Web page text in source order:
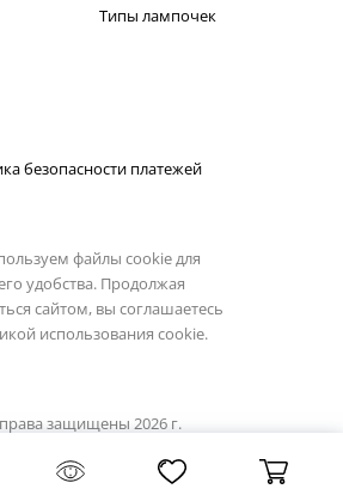
Типы лампочек
безопасности платежей
файлы cookie для
удобства. Продолжая
сайтом, вы соглашаетесь
использования cookie.
защищены 2026 г.